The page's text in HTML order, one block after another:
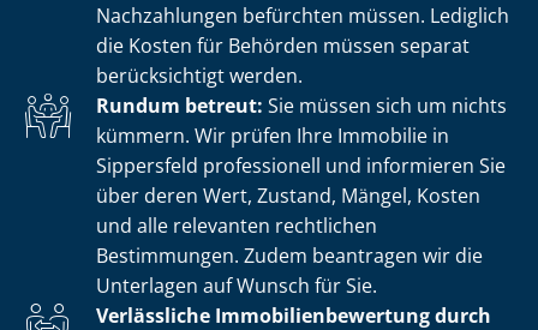
Nachzahlungen befürchten müssen. Lediglich
die Kosten für Behörden müssen separat
berücksichtigt werden.
Rundum betreut: Sie müssen sich um nichts
kümmern. Wir prüfen Ihre Immobilie in
Sippersfeld professionell und informieren Sie
über deren Wert, Zustand, Mängel, Kosten
und alle relevanten rechtlichen
Bestimmungen. Zudem beantragen wir die
Unterlagen auf Wunsch für Sie.
Verlässliche Im­mo­bi­li­en­be­wer­tung durch